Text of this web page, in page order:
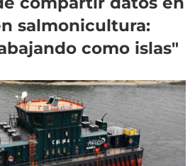
salmonicultura:
como islas"